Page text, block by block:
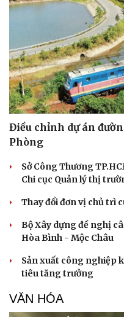
Điều chỉnh dự án
Phòng
Sở Công Thương
Chi cục Quản lý thị
Thay đổi đơn vị chủ trì
Bộ Xây dựng đề nghị
Hòa Bình - Mộc Châu
Sản xuất công nghiệp
tiêu tăng trưởng
VĂN HÓA